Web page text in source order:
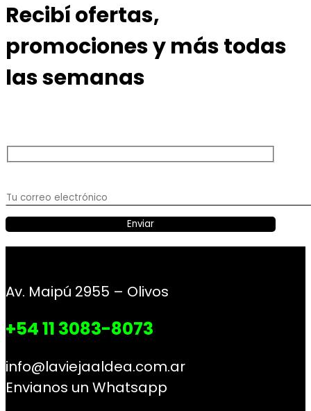
Recibí ofertas,
promociones y más todas
las semanas
Av. Maipú 2955 – Olivos
+54 11 3083-8073
info@laviejaaldea.com.ar
Envianos un Whatsapp